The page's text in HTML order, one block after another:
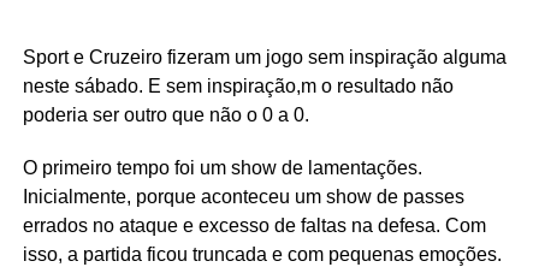
Sport e Cruzeiro fizeram um jogo sem inspiração alguma
neste sábado. E sem inspiração,m o resultado não
poderia ser outro que não o 0 a 0.
O primeiro tempo foi um show de lamentações.
Inicialmente, porque aconteceu um show de passes
errados no ataque e excesso de faltas na defesa. Com
isso, a partida ficou truncada e com pequenas emoções.